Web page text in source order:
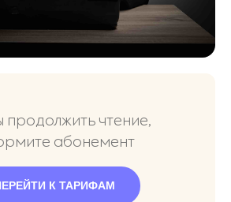
продолжить чтение,
абонемент
К ТАРИФАМ